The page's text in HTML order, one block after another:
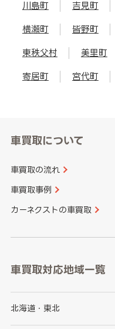
川島町 吉見町
横瀬町 皆野町
東秩父村 美里町
寄居町 宮代町
車買取について
車買取の流れ
車買取事例
カーネクストの車買取
車買取対応地域一覧
北海道・東北